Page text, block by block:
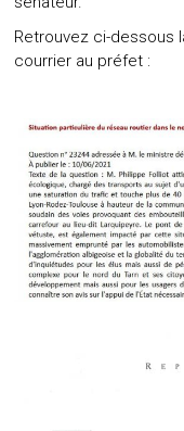
Retrouvez ci-dessous
courrier au préfet :